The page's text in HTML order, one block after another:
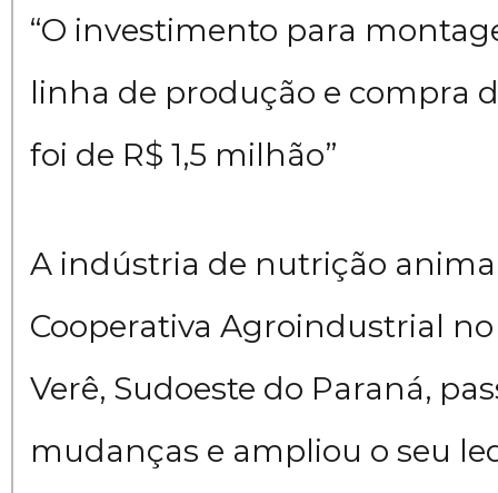
“O investimento para
linha de produção e compra
foi de R$ 1,5 milhão”
A indústria de nutrição
Cooperativa Agroindustrial
Verê, Sudoeste do Paraná,
mudanças e ampliou o seu